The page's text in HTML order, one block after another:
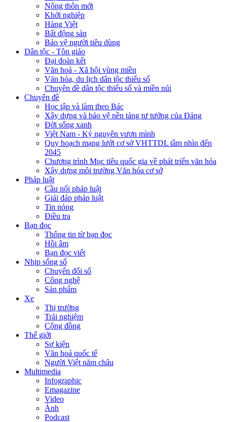
Nông thôn mới
Khởi nghiệp
Hàng Việt
Bất động sản
Bảo vệ người tiêu dùng
Dân tộc - Tôn giáo
Đại đoàn kết
Văn hoá - Xã hội vùng miền
Văn hóa, du lịch dân tộc thiểu số
Chuyên đề dân tộc thiểu số và miền núi
Chuyên đề
Học tập và làm theo Bác
Xây dựng và bảo vệ nền tảng tư tưởng của Đảng
Đời sống xanh
Việt Nam - Kỷ nguyên vươn mình
Quy hoạch mạng lưới cơ sở VHTTDL tầm nhìn đến
2045
Chương trình Mục tiêu quốc gia về phát triển văn hóa
Xây dựng môi trường Văn hóa cơ sở
Pháp luật
Cầu nối pháp luật
Giải đáp pháp luật
Tin nóng
Điều tra
Bạn đọc
Thông tin từ bạn đọc
Hồi âm
Bạn đọc viết
Nhịp sống số
Chuyển đổi số
Công nghệ
Sản phẩm
Xe
Thị trường
Trải nghiệm
Cộng đồng
Thế giới
Sự kiện
Văn hoá quốc tế
Người Việt năm châu
Multimedia
Infographic
Emagazine
Video
Ảnh
Podcast